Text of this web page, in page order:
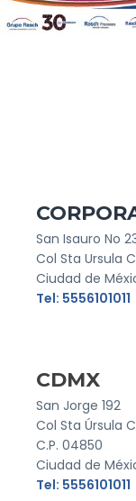
San Isauro No
Col Sta Ursula
Ciudad de
Tel: 5556101011
CDMX
San Jorge 192
Col Sta Úrsula
C.P. 04850
Ciudad de
Tel: 5556101011